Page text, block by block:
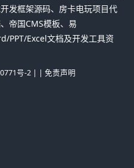
发框架源码、房卡电玩项目代
帝国CMS模板、易
PPT/Excel文档及开发工具资
号-2| | 免责声明